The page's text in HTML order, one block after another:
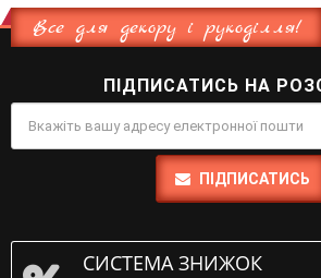
Все для декору і рукоділля!
ПІДПИСАТИСЬ НА
ПІДПИСАТИСЬ
СИСТЕМА ЗНИЖОК